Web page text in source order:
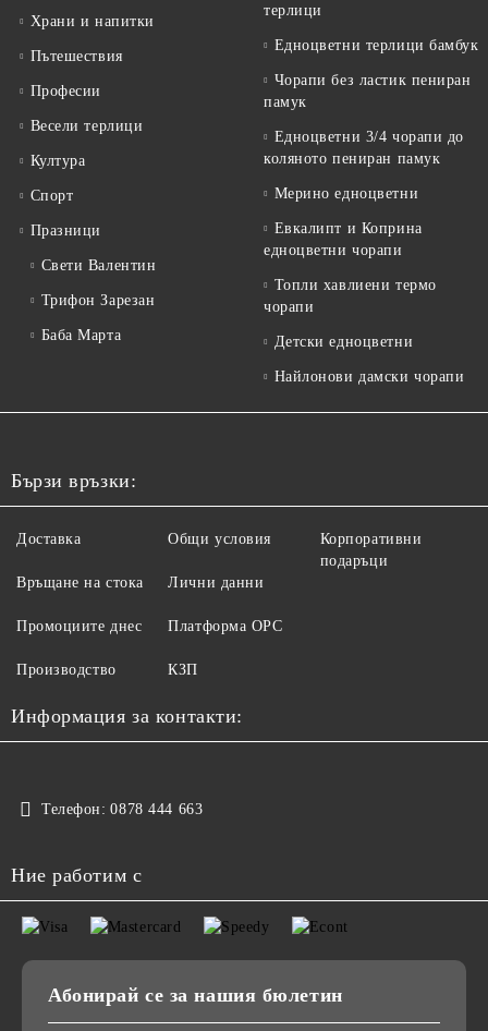
Храни и напитки
Пътешествия
Професии
Весели терлици
Култура
Спорт
Празници
Свети Валентин
Трифон Зарезан
Баба Марта
терлици
Едноцветни терлици бамбук
Чорапи без ластик пениран
памук
Едноцветни 3/4 чорапи до
коляното пениран памук
Мерино едноцветни
Евкалипт и Коприна
едноцветни чорапи
Топли хавлиени термо
чорапи
Детски едноцветни
Найлонови дамски чорапи
Бързи връзки:
Доставка
Връщане на стока
Промоциите днес
Производство
Общи условия
Лични данни
Платформа ОРС
КЗП
Корпоративни
подаръци
Информация за контакти:
Телефон: 0878 444 663
Ние работим с
Абонирай се за нашия бюлетин